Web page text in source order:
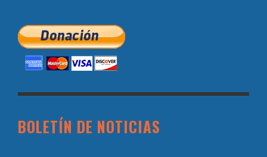
BOLETÍN DE NOTICIAS